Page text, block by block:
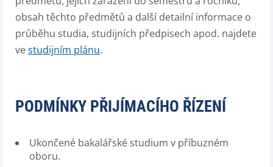
obsah těchto předmětů a další detailní informace o
průběhu studia, studijních předpisech apod. najdete
vestudijním plánu.
PODMÍNKY PŘIJÍMACÍHO ŘÍZENÍ
Ukončené bakalářské studium v příbuzném
oboru.